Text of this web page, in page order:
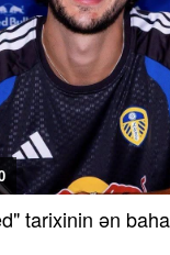
tarixinin ən